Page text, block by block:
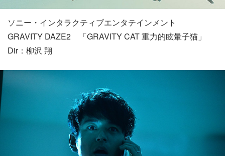
ソニー・インタラクティブエンタテインメント
GRAVITY DAZE2 「GRAVITY CAT 重力的眩暈子猫」
Dir：柳沢 翔